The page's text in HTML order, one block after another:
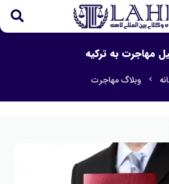
مهاجرت به ترکیه
chevron_left وبلاگ مهاجرت